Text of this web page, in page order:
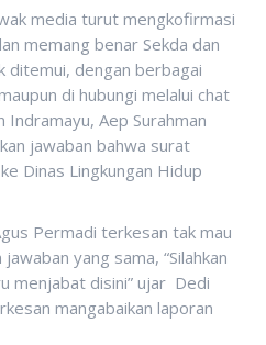
media turut mengkofirmasi
memang benar Sekda dan
ditemui, dengan berbagai
di hubungi melalui chat
Aep Surahman
jawaban bahwa surat
Dinas Lingkungan Hidup
Permadi terkesan tak mau
yang sama, “Silahkan
menjabat disini” ujar Dedi
mangabaikan laporan